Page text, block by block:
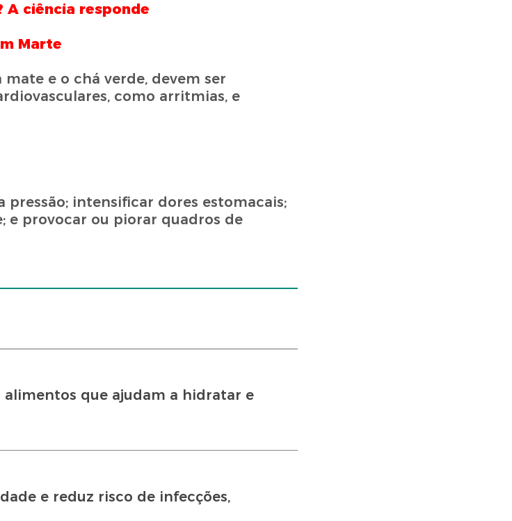
A ciência responde
Marte
e o chá verde, devem ser
como arritmias, e
pressão; intensificar dores estomacais;
e provocar ou piorar quadros de
alimentos que ajudam a hidratar e
e reduz risco de infecções,